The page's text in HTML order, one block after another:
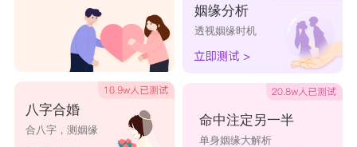
八字合婚
合八字，测姻缘
姻缘分析
透视姻缘时机
命中注定另一半
单身姻缘大解析